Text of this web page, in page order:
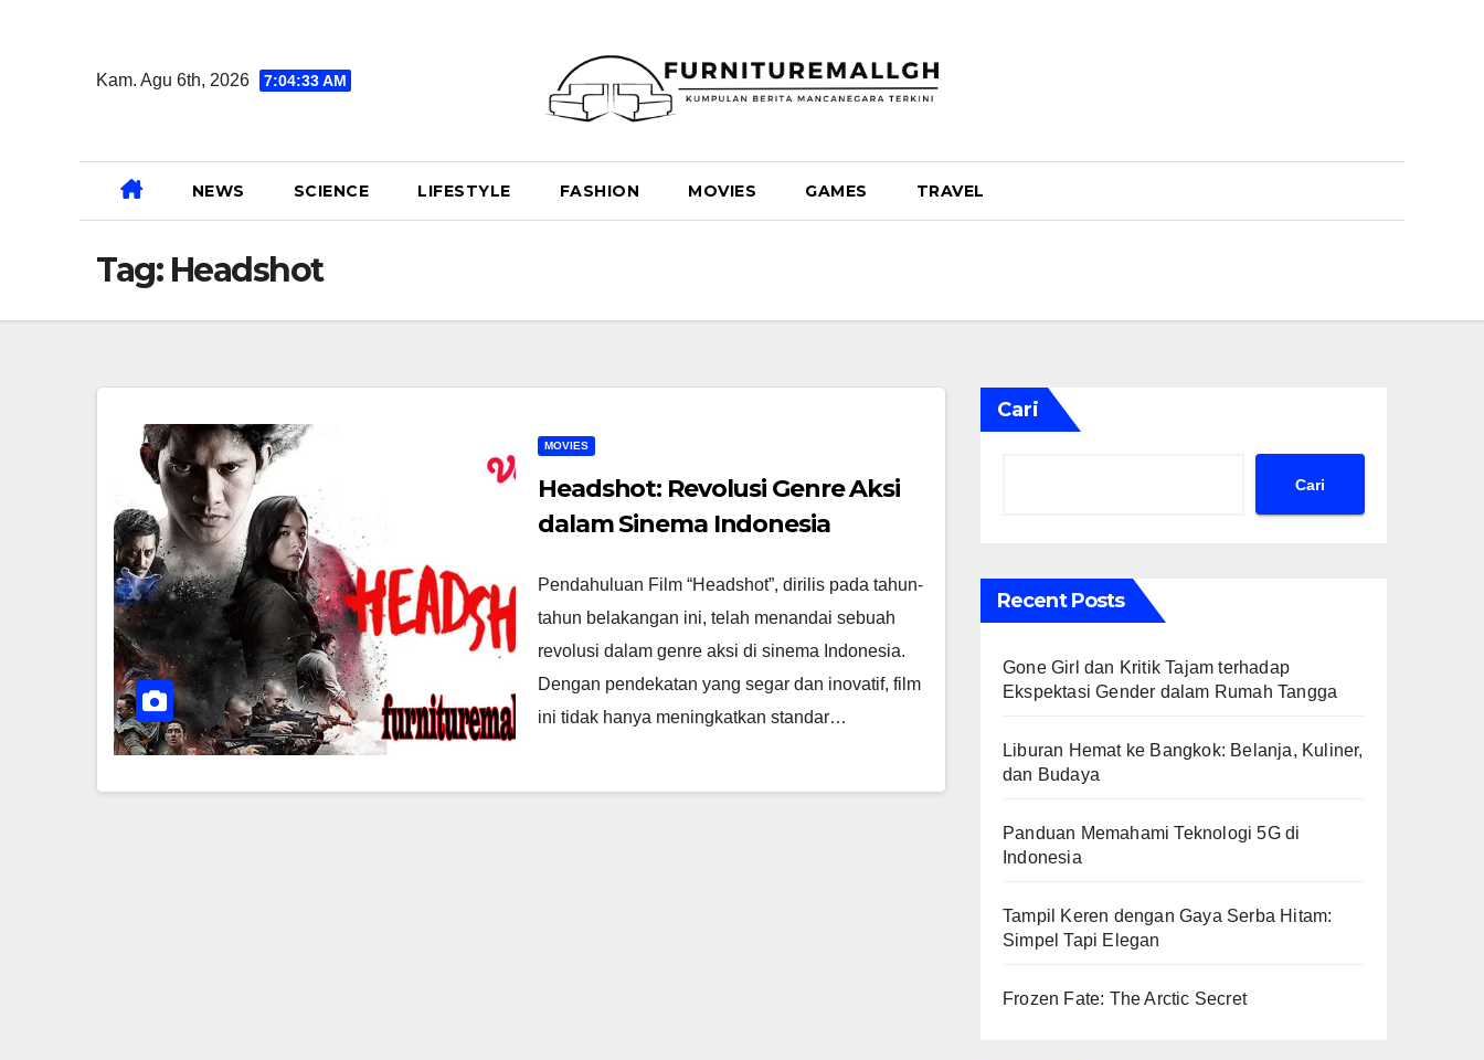
Kam. Agu 6th, 2026 7:04:34 AM
NEWS SCIENCE LIFESTYLE FASHION MOVIES GAMES TRAVEL
Tag: Headshot
MOVIES
Headshot: Revolusi Genre Aksi
dalam Sinema Indonesia
Pendahuluan Film “Headshot”, dirilis pada tahun-
tahun belakangan ini, telah menandai sebuah
revolusi dalam genre aksi di sinema Indonesia.
Dengan pendekatan yang segar dan inovatif, film
ini tidak hanya meningkatkan standar…
Cari
Cari
Recent Posts
Gone Girl dan Kritik Tajam terhadap
Ekspektasi Gender dalam Rumah Tangga
Liburan Hemat ke Bangkok: Belanja, Kuliner,
dan Budaya
Panduan Memahami Teknologi 5G di
Indonesia
Tampil Keren dengan Gaya Serba Hitam:
Simpel Tapi Elegan
Frozen Fate: The Arctic Secret